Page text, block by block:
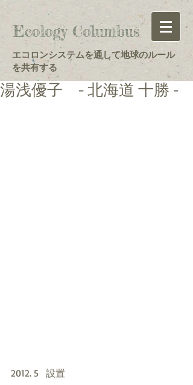
Ecology Columbus
エコロンシステムを通して地球のルール
を共有する
湯浅優子 - 北海道 十勝 -
2012. 5   設置